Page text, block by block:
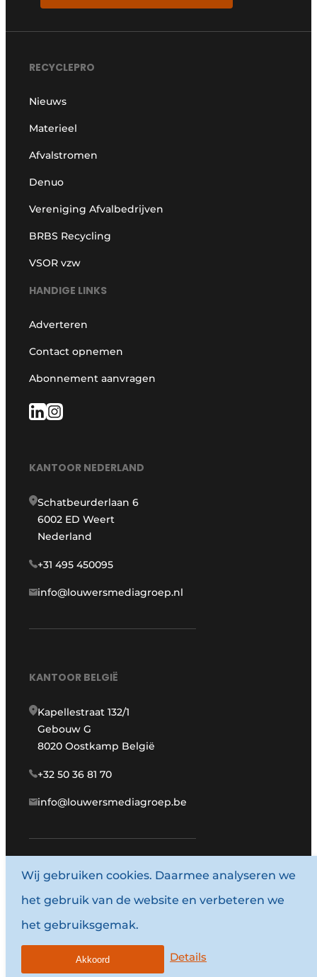
RECYCLEPRO
Nieuws
Materieel
Afvalstromen
Denuo
Vereniging Afvalbedrijven
BRBS Recycling
VSOR vzw
HANDIGE LINKS
Adverteren
Contact opnemen
Abonnement aanvragen
KANTOOR NEDERLAND
Schatbeurderlaan 6
6002 ED Weert
Nederland
+31 495 450095
info@louwersmediagroep.nl
KANTOOR BELGIË
Kapellestraat 132/1
Gebouw G
8020 Oostkamp België
+32 50 36 81 70
info@louwersmediagroep.be
www.louwersmediagroep.com
© 1987 - 2026 Louwersmediagroep.
Algemene voorwaarden
Wij gebruiken cookies. Daarmee analyseren we
het gebruik van de website en verbeteren we
het gebruiksgemak.
Details
Akkoord